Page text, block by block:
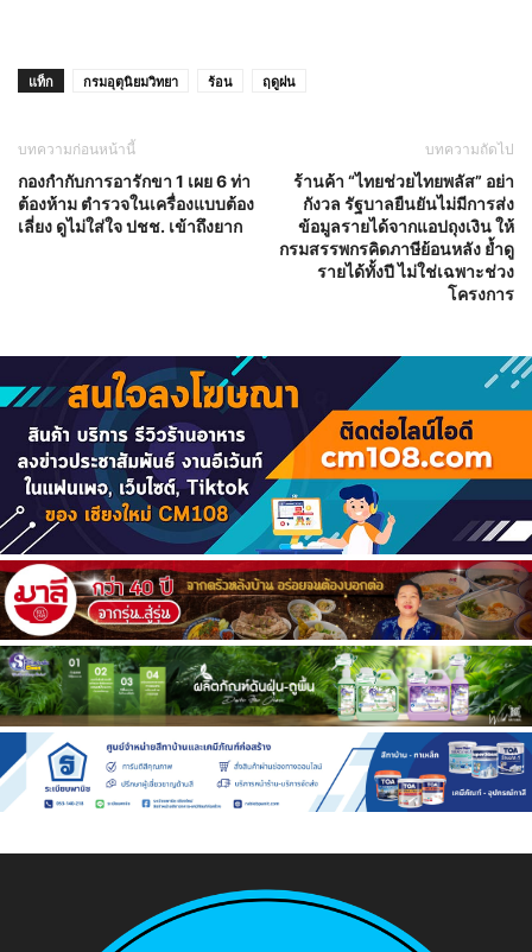
แท็ก กรมอุตุนิยมวิทยา ร้อน ฤดูฝน
บทความก่อนหน้านี้
กองกำกับการอารักขา 1 เผย 6 ท่า
ต้องห้าม ตำรวจในเครื่องแบบต้อง
เลี่ยง ดูไม่ใส่ใจ ปชช. เข้าถึงยาก
บทความถัดไป
ร้านค้า “ไทยช่วยไทยพลัส” อย่า
กังวล รัฐบาลยืนยันไม่มีการส่ง
ข้อมูลรายได้จากแอปถุงเงิน ให้
กรมสรรพกรคิดภาษีย้อนหลัง ย้ำดู
รายได้ทั้งปี ไม่ใช่เฉพาะช่วง
โครงการ